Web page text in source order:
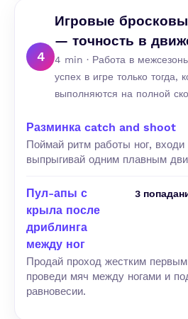
4
Игровые
— точность в
4 min · Работа в
успех в игре только тогда,
выполняются на полной
Разминка catch and shoot
Поймай ритм работы ног,
выпрыгивай одним плавным
Пул-апы с
крыла после
дриблинга
между ног
3
Продай проход жестким
проведи мяч между ногами и
равновесии.